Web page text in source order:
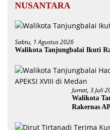
NUSANTARA
Sabtu, 1 Agustus 2026
Walikota Tanjungbalai Ikuti
Jumat, 3 Juli
Walikota
Rakernas